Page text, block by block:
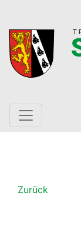
Zurück